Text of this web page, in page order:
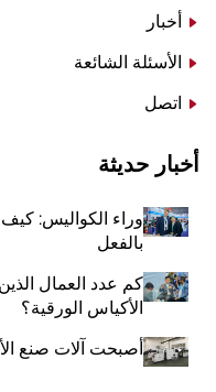
أخبار
الأسئلة الشائعة
اتصل
أخبار حديثة
وراء الكواليس: كيف
بالفعل
كم عدد العمال
الأكياس الورقية؟
أصبحت آلات صنع